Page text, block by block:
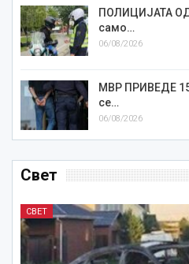
ПОЛИЦИЈАТА
само…
06/08/2026
МВР ПРИВЕДЕ
се…
06/08/2026
Свет
СВЕТ